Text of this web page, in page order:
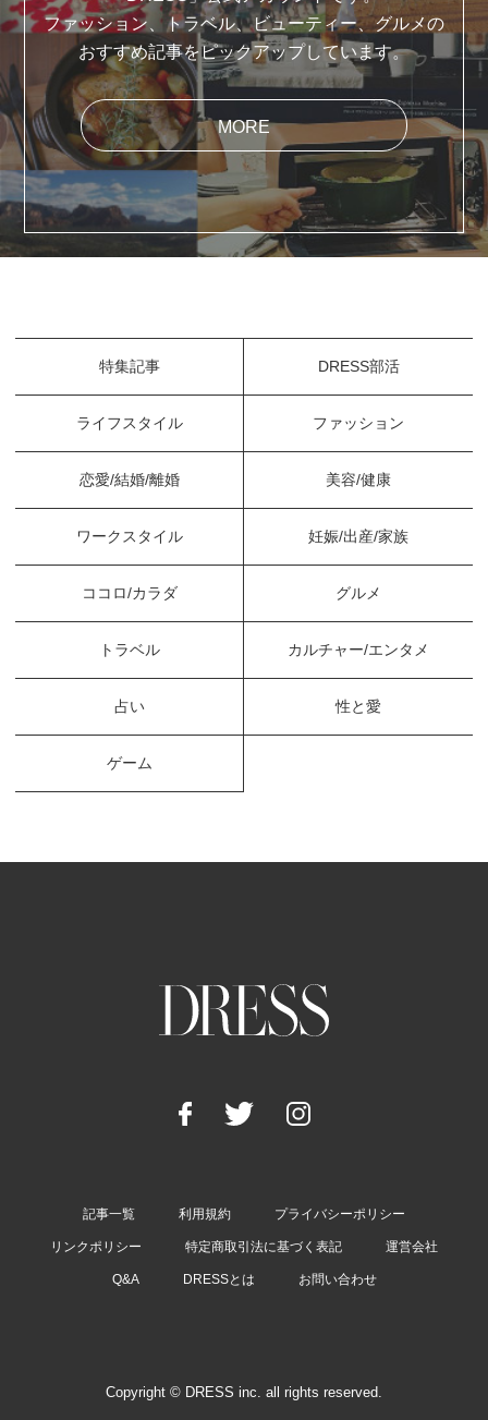
ファッション、トラベル、ビューティー、グルメの
おすすめ記事をピックアップしています。
MORE
特集記事 DRESS部活
ライフスタイル ファッション
恋愛/結婚/離婚 美容/健康
ワークスタイル 妊娠/出産/家族
ココロ/カラダ グルメ
トラベル カルチャー/エンタメ
占い 性と愛
ゲーム
記事一覧 利用規約 プライバシーポリシー
リンクポリシー 特定商取引法に基づく表記 運営会社
Q&A DRESSとは お問い合わせ
Copyright © DRESS inc. all rights reserved.